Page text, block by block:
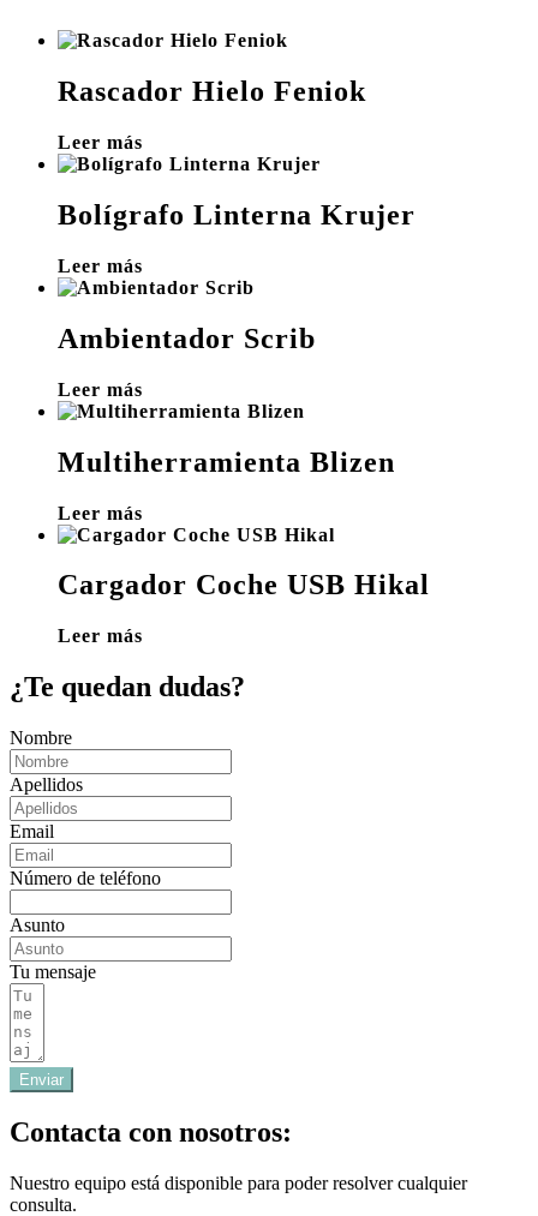
Rascador Hielo Feniok
Leer más
Bolígrafo Linterna Krujer
Leer más
Ambientador Scrib
Leer más
Multiherramienta Blizen
Leer más
Cargador Coche USB Hikal
Leer más
¿Te quedan dudas?
Nombre
Apellidos
Email
Número de teléfono
Asunto
Tu mensaje
Enviar
Contacta con nosotros:
Nuestro equipo está disponible para poder resolver cualquier
consulta.